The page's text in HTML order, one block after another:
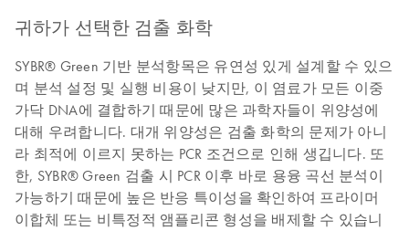
귀하가 선택한 검출 화학
SYBR® Green 기반 분석항목은 유연성 있게 설계할 수 있으
며 분석 설정 및 실행 비용이 낮지만, 이 염료가 모든 이중
가닥 DNA에 결합하기 때문에 많은 과학자들이 위양성에
대해 우려합니다. 대개 위양성은 검출 화학의 문제가 아니
라 최적에 이르지 못하는 PCR 조건으로 인해 생깁니다. 또
한, SYBR® Green 검출 시 PCR 이후 바로 용융 곡선 분석이
가능하기 때문에 높은 반응 특이성을 확인하여 프라이머
이합체 또는 비특정적 앰플리콘 형성을 배제할 수 있습니